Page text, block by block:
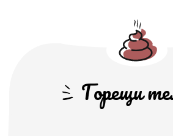
Горещи